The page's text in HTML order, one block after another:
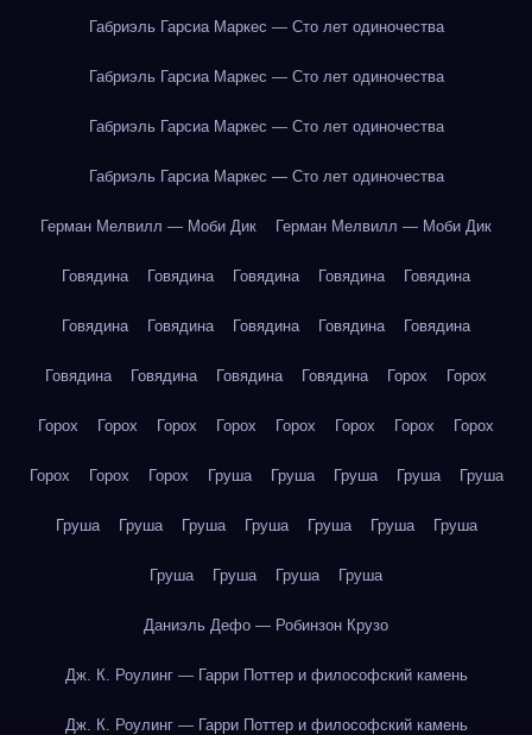
Габриэль Гарсиа Маркес — Сто лет одиночества
Габриэль Гарсиа Маркес — Сто лет одиночества
Габриэль Гарсиа Маркес — Сто лет одиночества
Габриэль Гарсиа Маркес — Сто лет одиночества
Герман Мелвилл — Моби Дик Герман Мелвилл — Моби Дик
Говядина Говядина Говядина Говядина Говядина
Говядина Говядина Говядина Говядина Говядина
Говядина Говядина Говядина Говядина Горох Горох
Горох Горох Горох Горох Горох Горох Горох Горох
Горох Горох Горох Груша Груша Груша Груша Груша
Груша Груша Груша Груша Груша Груша Груша
Груша Груша Груша Груша
Даниэль Дефо — Робинзон Крузо
Дж. К. Роулинг — Гарри Поттер и философский камень
Дж. К. Роулинг — Гарри Поттер и философский камень